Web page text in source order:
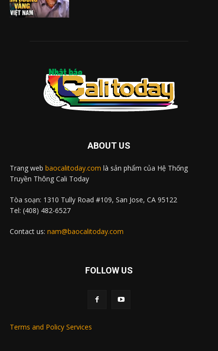
ABOUT US
Trang web baocalitoday.com là sản phẩm của Hệ Thống
Truyền Thông Cali Today
Tòa soạn: 1310 Tully Road #109, San Jose, CA 95122
Tel: (408) 482-6527
Contact us: nam@baocalitoday.com
FOLLOW US
Terms and Policy Services